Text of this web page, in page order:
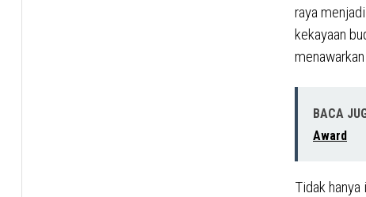
raya
kekayaan
BACA
Award
Tidak